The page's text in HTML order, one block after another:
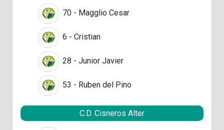
70 - Magglio Cesar
6 - Cristian
28 - Junior Javier
53 - Ruben del Pino
C.D. Cisneros Alter